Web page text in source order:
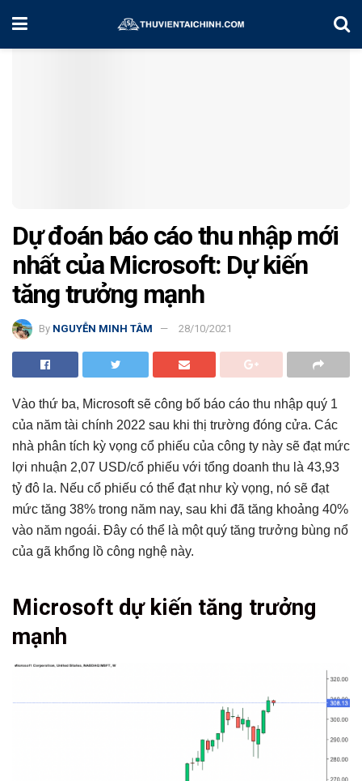
Home Chiến Lược Đầu Tư
Dự đoán báo cáo thu nhập mới
nhất của Microsoft: Dự kiến
tăng trưởng mạnh
By NGUYỄN MINH TÂM 28/10/2021
Vào thứ ba, Microsoft sẽ công bố báo cáo thu nhập quý 1
của năm tài chính 2022 sau khi thị trường đóng cửa. Các
nhà phân tích kỳ vọng cổ phiếu của công ty này sẽ đạt mức
lợi nhuận 2,07 USD/cổ phiếu với tổng doanh thu là 43,93
tỷ đô la. Nếu cổ phiếu có thể đạt như kỳ vọng, nó sẽ đạt
mức tăng 38% trong năm nay, sau khi đã tăng khoảng 40%
vào năm ngoái. Đây có thể là một quý tăng trưởng bùng nổ
của gã khổng lồ công nghệ này.
Microsoft dự kiến tăng trưởng mạnh
Microsoft có sức cạnh tranh mạnh mẽ
Kết luận
Microsoft dự kiến tăng trưởng
mạnh